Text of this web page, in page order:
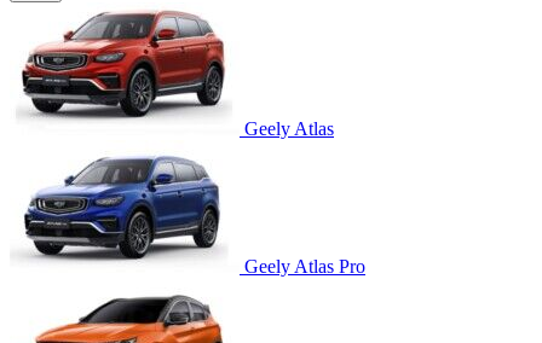
Geely Atlas
Geely Atlas Pro